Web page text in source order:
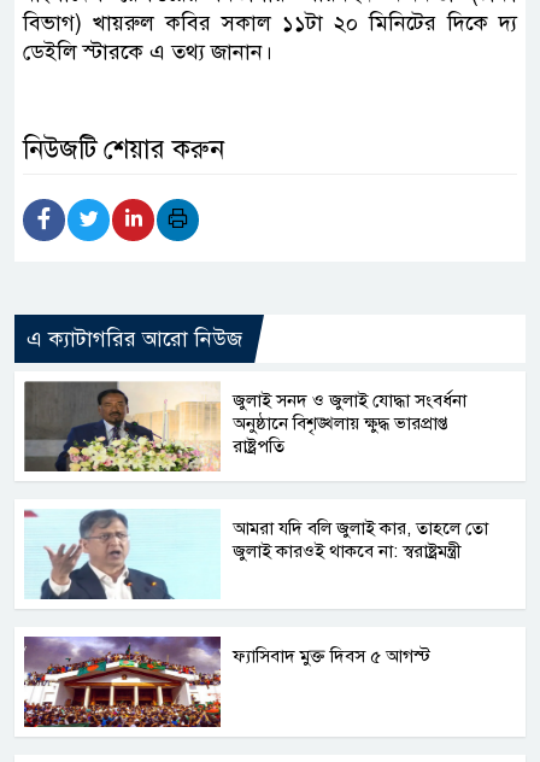
বিভাগ) খায়রুল কবির সকাল ১১টা ২০ মিনিটের দিকে দ্য
ডেইলি স্টারকে এ তথ্য জানান।
নিউজটি শেয়ার করুন
এ ক্যাটাগরির আরো নিউজ
জুলাই সনদ ও জুলাই যোদ্ধা সংবর্ধনা
অনুষ্ঠানে বিশৃঙ্খলায় ক্ষুদ্ধ ভারপ্রাপ্ত
রাষ্ট্রপতি
আমরা যদি বলি জুলাই কার, তাহলে তো
জুলাই কারওই থাকবে না: স্বরাষ্ট্রমন্ত্রী
ফ্যাসিবাদ মুক্ত দিবস ৫ আগস্ট